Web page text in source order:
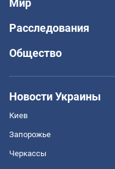
Расследования
Общество
Новости Украины
Киев
Запорожье
Черкассы